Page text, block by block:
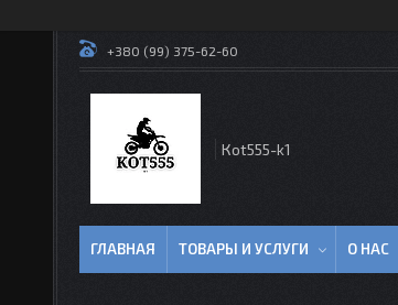
+380 (99) 375-62-60
Кot555-k1
ГЛАВНАЯ ТОВАРЫ И УСЛУГИ О НАС